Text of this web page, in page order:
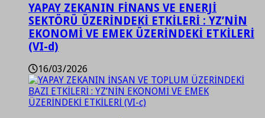
YAPAY ZEKANIN FİNANS VE ENERJİ
SEKTÖRÜ ÜZERİNDEKİ ETKİLERİ : YZ’NİN
EKONOMİ VE EMEK ÜZERİNDEKİ ETKİLERİ
(VI-d)
16/03/2026